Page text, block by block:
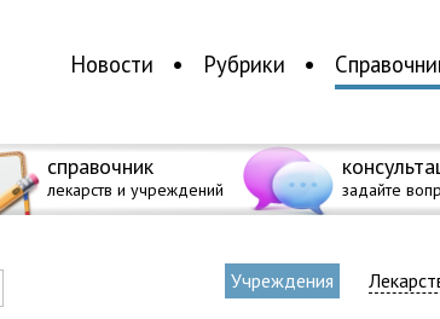
Новости Рубрики
справочник
лекарств и учреждений задайте
Учреждения